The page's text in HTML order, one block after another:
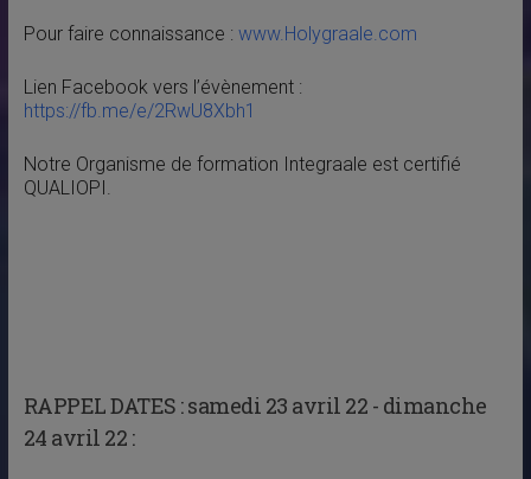
Pour faire connaissance : www.Holygraale.com
Lien Facebook vers l’évènement :
https://fb.me/e/2RwU8Xbh1
Notre Organisme de formation Integraale est certifié
QUALIOPI.
RAPPEL DATES :samedi 23 avril 22 - dimanche
24 avril 22 :